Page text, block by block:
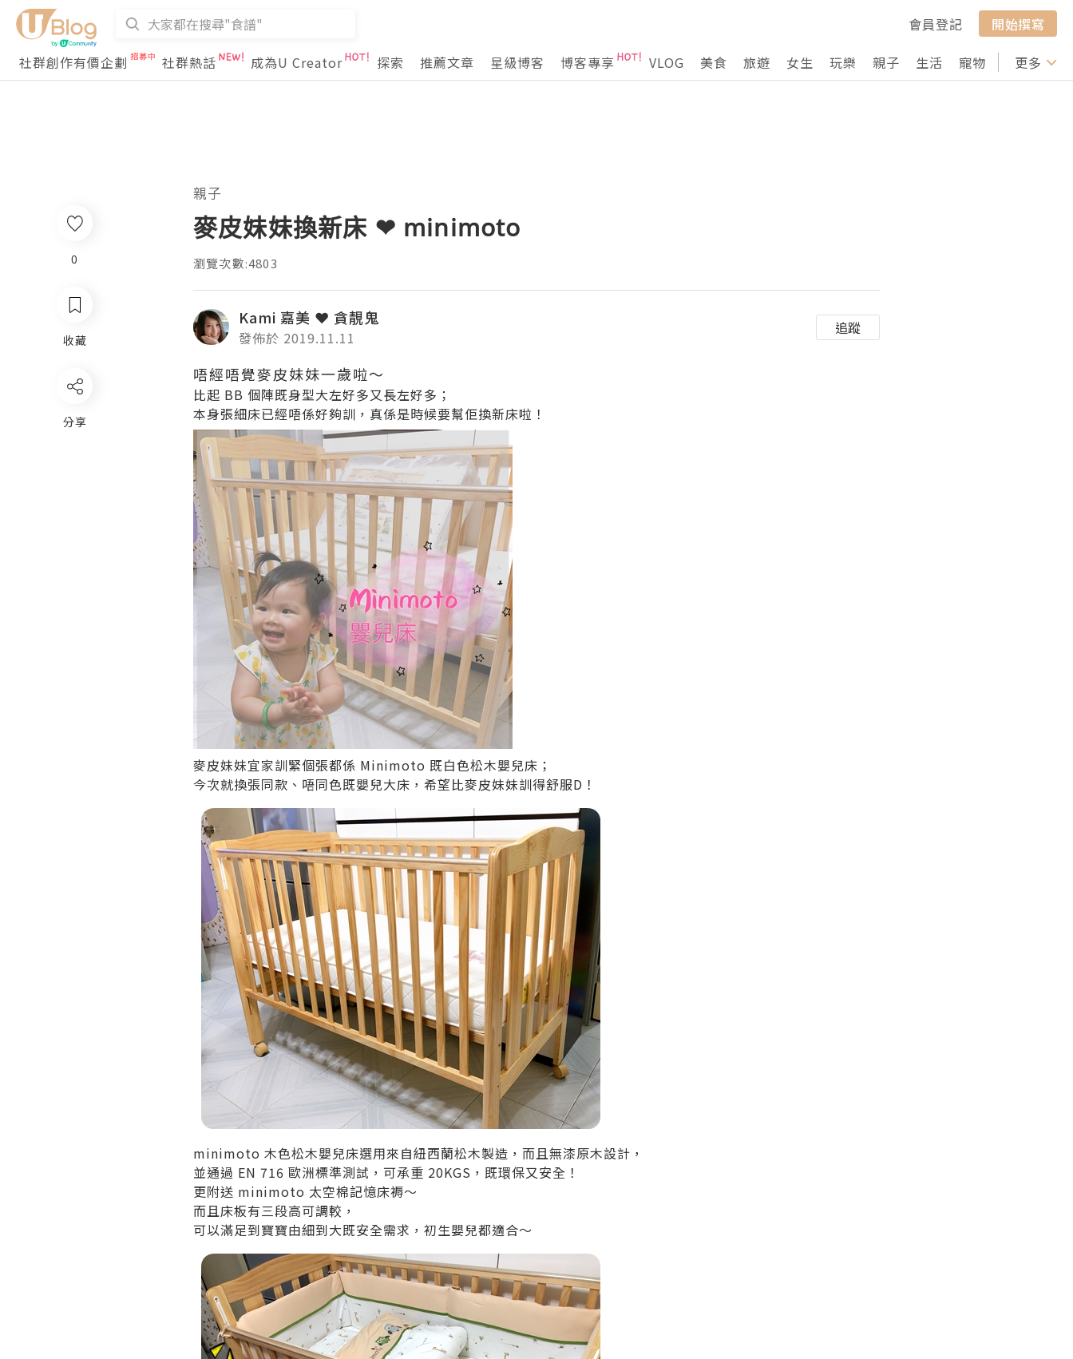
會員登記
開始撰寫
社群創作有價企劃
社群熱話 成為U Creator 探索 推薦文章 星級博客 博客專享 VLOG 美食 旅遊 女生 玩樂 親子 生活 寵物 行山 打卡
更多
0
收藏
分享
親子
麥皮妹妹換新床 ❤ minimoto
瀏覽次數:4803
Kami 嘉美 ❤ 貪靚鬼
發佈於 2019.11.11
追蹤
唔經唔覺麥皮妹妹一歲啦～
比起 BB 個陣既身型大左好多又長左好多；
本身張細床已經唔係好夠訓，真係是時候要幫佢換新床啦！
麥皮妹妹宜家訓緊個張都係 Minimoto 既白色松木嬰兒床；
今次就換張同款、唔同色既嬰兒大床，希望比麥皮妹妹訓得舒服D！
minimoto 木色松木嬰兒床選用來自紐西蘭松木製造，而且無漆原木設計，
並通過 EN 716 歐洲標準測試，可承重 20KGS，既環保又安全！
更附送 minimoto 太空棉記憶床褥～
而且床板有三段高可調較，
可以滿足到寶寶由細到大既安全需求，初生嬰兒都適合～